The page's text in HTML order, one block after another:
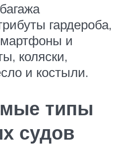
гардероба,
и
коляски,
и костыли.
типы
судов